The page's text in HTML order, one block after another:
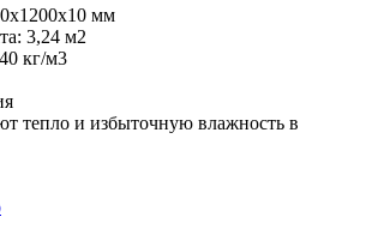
мм
3,24 м2
кг/м3
тепло и избыточную влажность в